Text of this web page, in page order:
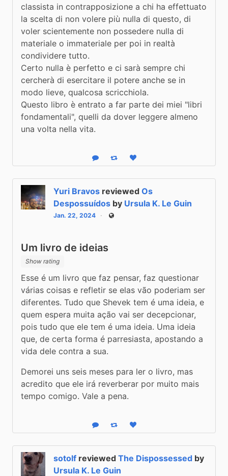
classista in contrapposizione a chi ha effettuato
la scelta di non volere più nulla di questo, di
voler scientemente non possedere nulla di
materiale o immateriale per poi in realtà
condividere tutto.
Certo nulla è perfetto e ci sarà sempre chi
cercherà di esercitare il potere anche se in
modo lieve, qualcosa scricchiola.
Questo libro è entrato a far parte dei miei "libri
fondamentali", quelli da dover leggere almeno
una volta nella vita.
Reply Boost statusLike status
Yuri Bravos reviewed Os
Despossuídos by Ursula K. Le Guin
Jan. 22, 2024 Public
Um livro de ideias
Show rating
Esse é um livro que faz pensar, faz questionar
várias coisas e refletir se elas vão poderiam ser
diferentes. Tudo que Shevek tem é uma ideia, e
quem espera muita ação vai ser decepcionar,
pois tudo que ele tem é uma ideia. Uma ideia
que, de certa forma é parresiasta, apostando a
vida dele contra a sua.
Demorei uns seis meses para ler o livro, mas
acredito que ele irá reverberar por muito mais
tempo comigo. Vale a pena.
Reply Boost statusLike status
sotolf reviewed The Dispossessed by
Ursula K. Le Guin